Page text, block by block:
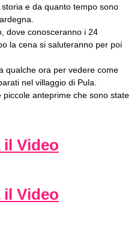
e da quanto tempo sono
dove conosceranno i 24
la cena si saluteranno per poi
qualche ora per vedere come
nel villaggio di Pula.
anteprime che sono state
il Video
il Video